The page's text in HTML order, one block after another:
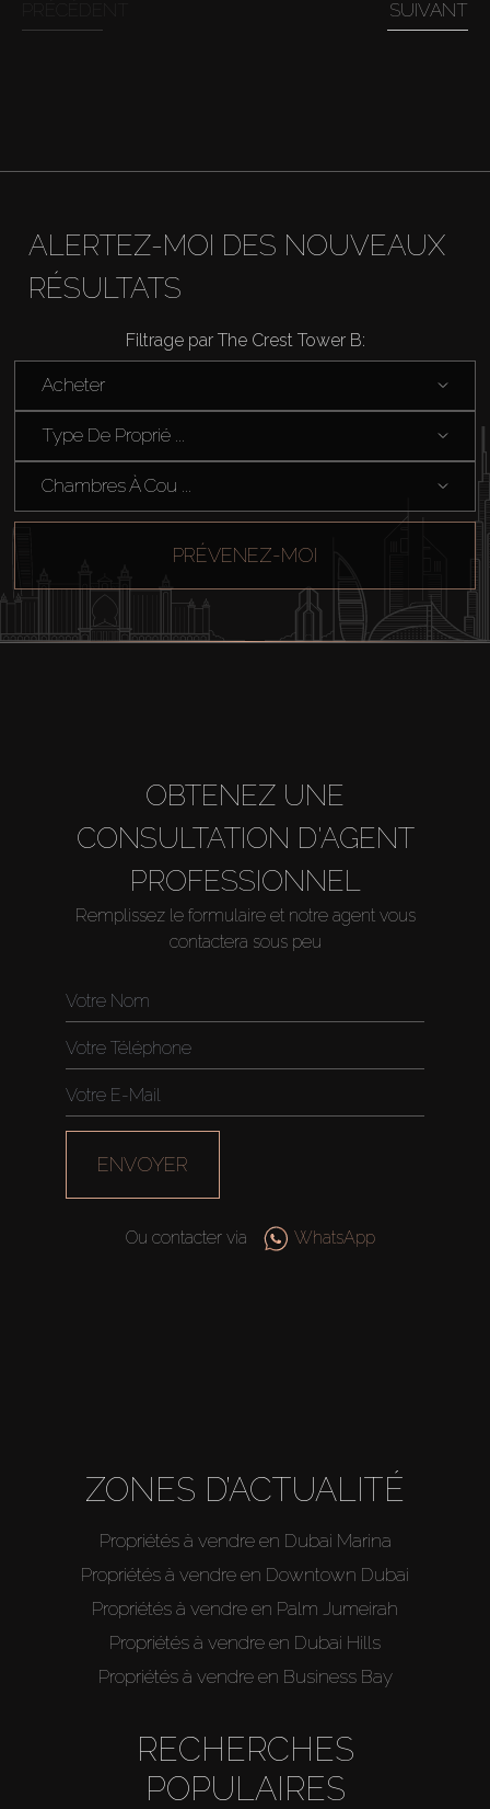
Agents
SUIVANT
ALERTEZ-MOI DES NOUVEAUX
RÉSULTATS
Filtrage par The Crest Tower B:
Acheter
Type De Proprié ...
Chambres À Cou ...
PRÉVENEZ-MOI
OBTENEZ UNE
CONSULTATION D'AGENT
PROFESSIONNEL
Remplissez le formulaire et notre agent vous
contactera sous peu
ENVOYER
Ou contacter via WhatsApp
ZONES D’ACTUALITÉ
Propriétés à vendre en Dubai Marina
Propriétés à vendre en Downtown Dubai
Propriétés à vendre en Palm Jumeirah
Propriétés à vendre en Dubai Hills
Propriétés à vendre en Business Bay
RECHERCHES
POPULAIRES